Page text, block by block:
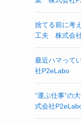
捨てる前に考
工夫 株式会
最近ハマって
社P2eLabo
“運ぶ仕事”の
式会社